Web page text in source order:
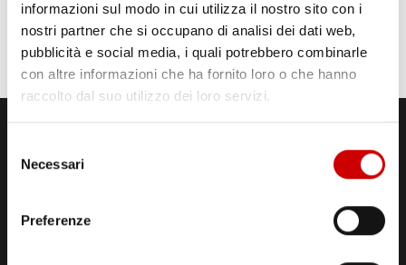
informazioni sul modo in cui utilizza il nostro sito con i
nostri partner che si occupano di analisi dei dati web,
pubblicità e social media, i quali potrebbero combinarle
con altre informazioni che ha fornito loro o che hanno
raccolto dal suo utilizzo dei loro servizi.
delNecessari
Preferenze